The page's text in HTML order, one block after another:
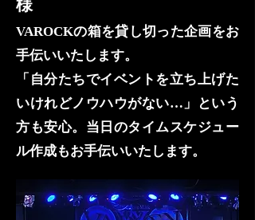
様
VAROCKの箱を貸し切った企画をお
手伝いいたします。
「自分たちでイベントを立ち上げた
いけれどノウハウがない…」という
方も安心。当日のタイムスケジュー
ル作成もお手伝いいたします。